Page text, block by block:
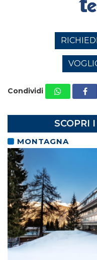
Condividi
SCOPRI
MONTAGNA